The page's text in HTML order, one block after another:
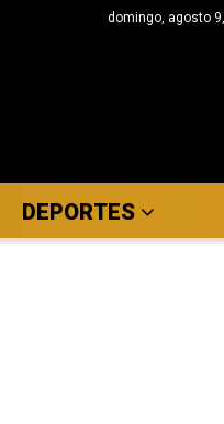
domingo, agosto
DEPORTES